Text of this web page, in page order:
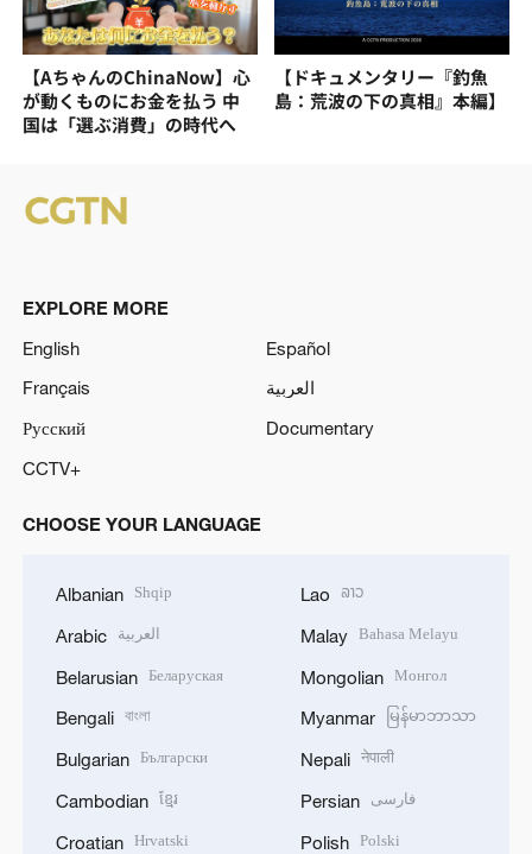
【AちゃんのChinaNow】心
が動くものにお金を払う 中
国は「選ぶ消費」の時代へ
【ドキュメンタリー『釣魚
島：荒波の下の真相』本編】
EXPLORE MORE
English
Español
Français
العربية
Русский
Documentary
CCTV+
CHOOSE YOUR LANGUAGE
Albanian Shqip
Arabic العربية
Belarusian Беларуская
Bengali বাংলা
Bulgarian Български
Cambodian ខ្មែរ
Croatian Hrvatski
Lao ລາວ
Malay Bahasa Melayu
Mongolian Монгол
Myanmar မြန်မာဘာသာ
Nepali नेपाली
Persian فارسی
Polish Polski